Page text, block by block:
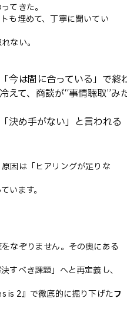
てきた。
も埋めて、丁寧に聞いてい
ない。
今は間に合っている」で終
えて、商談が“事情聴取”み
決め手がない」と言われる
因は「ヒアリングが足りな
ています。
なぞりません。その奥にある
すべき課題」へと再定義し、
is 2』で徹底的に掘り下げたフ